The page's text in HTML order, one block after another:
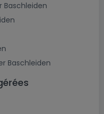
Baschleiden
Baschleiden